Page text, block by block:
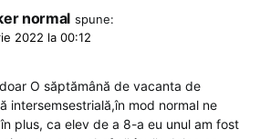
normal spune:
2022 la 00:12
O săptămână de vacanta de
intersemsestrială,în mod normal ne
plus, ca elev de a 8-a eu unul am fost